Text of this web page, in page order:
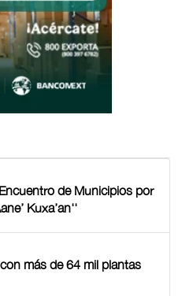
de Municipios por
Kuxa’an''
más de 64 mil plantas